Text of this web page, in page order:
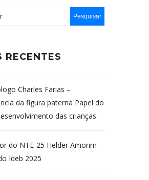
RECENTES
Charles Farias –
da figura paterna Papel do
das crianças.
do NTE-25 Helder Amorim –
Ideb 2025